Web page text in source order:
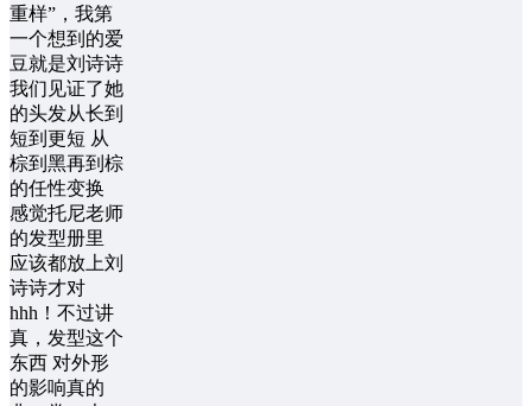
重样”，我第
一个想到的爱
豆就是刘诗诗
我们见证了她
的头发从长到
短到更短 从
棕到黑再到棕
的任性变换
感觉托尼老师
的发型册里
应该都放上刘
诗诗才对
hhh！不过讲
真，发型这个
东西 对外形
的影响真的